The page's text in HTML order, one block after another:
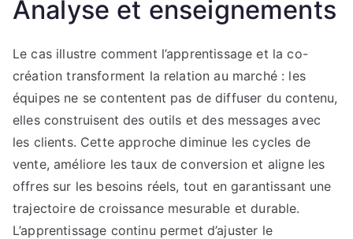
Analyse et enseignements
Le cas illustre comment l’apprentissage et la co-
création transforment la relation au marché : les
équipes ne se contentent pas de diffuser du contenu,
elles construisent des outils et des messages avec
les clients. Cette approche diminue les cycles de
vente, améliore les taux de conversion et aligne les
offres sur les besoins réels, tout en garantissant une
trajectoire de croissance mesurable et durable.
L’apprentissage continu permet d’ajuster le